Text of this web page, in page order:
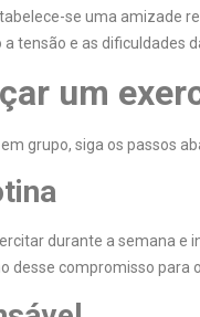
se uma amizade
tensão e as dificuldades
um
grupo, siga os passos
durante a semana e
desse compromisso para